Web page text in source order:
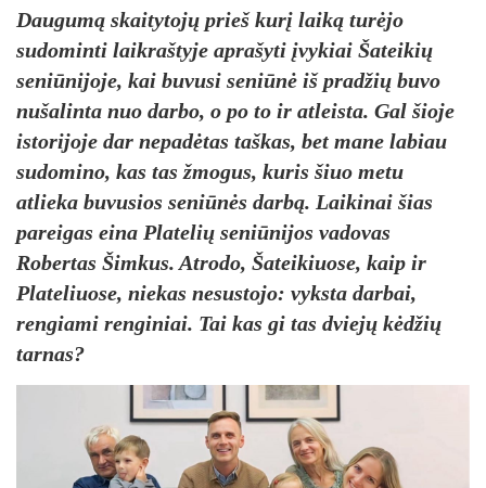
Daugumą skaitytojų prieš kurį laiką turėjo
sudominti laikraštyje aprašyti įvykiai Šateikių
seniūnijoje, kai buvusi seniūnė iš pradžių buvo
nušalinta nuo darbo, o po to ir atleista. Gal šioje
istorijoje dar nepadėtas taškas, bet mane labiau
sudomino, kas tas žmogus, kuris šiuo metu
atlieka buvusios seniūnės darbą. Laikinai šias
pareigas eina Platelių seniūnijos vadovas
Robertas Šimkus. Atrodo, Šateikiuose, kaip ir
Plateliuose, niekas nesustojo: vyksta darbai,
rengiami renginiai. Tai kas gi tas dviejų kėdžių
tarnas?